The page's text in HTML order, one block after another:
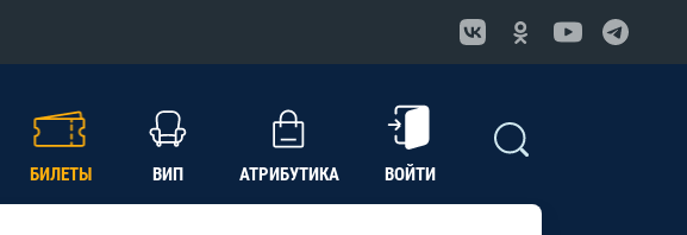
БИЛЕТЫ ВИП АТРИБУТИКА ВОЙТИ